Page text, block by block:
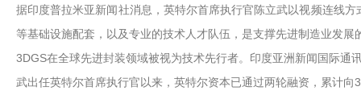
据印度普拉米亚新闻社消息，英特尔首席执行官陈立武以视频连线
等基础设施配套，以及专业的技术人才队伍，是支撑先进制造业发展
3DGS在全球先进封装领域被视为技术先行者。印度亚洲新闻国际通
武出任英特尔首席执行官以来，英特尔资本已通过两轮融资，累计